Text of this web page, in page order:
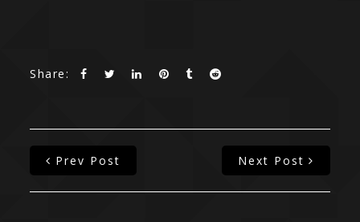
Share:
Prev Post Next Post